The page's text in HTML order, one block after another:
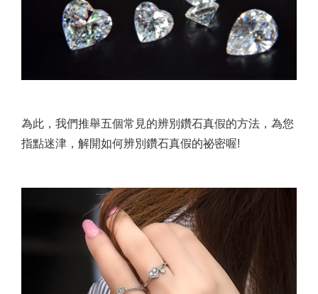
為此，我們推舉五個常見的辨別鑽石真假的方法，為您
指點迷津，解開如何辨別鑽石真假的祕密喔!